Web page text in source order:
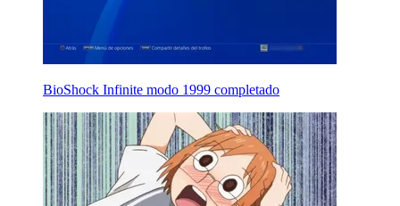
BioShock Infinite modo 1999 completado